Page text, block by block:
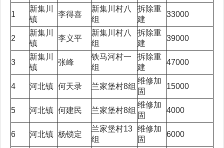
1
新集川
镇
李得喜
新集川村八
组
拆除重
建
33000
2
新集川
镇
李义平
新集川村八
组
拆除重
建
39000
3
新集川
镇
张峰
铁马河村一
组
拆除重
建
47000
4 河北镇 何天录 兰家堡村8组
维修加
固
15000
5 河北镇 何建民 兰家堡村8组
维修加
固
4000
6 河北镇 杨锁定
兰家堡村13
组
维修加
固
6000